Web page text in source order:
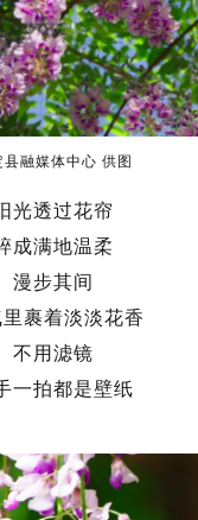
县融媒体中心 供图
光透过花帘
成满地温柔
漫步其间
裹着淡淡花香
不用滤镜
一拍都是壁纸